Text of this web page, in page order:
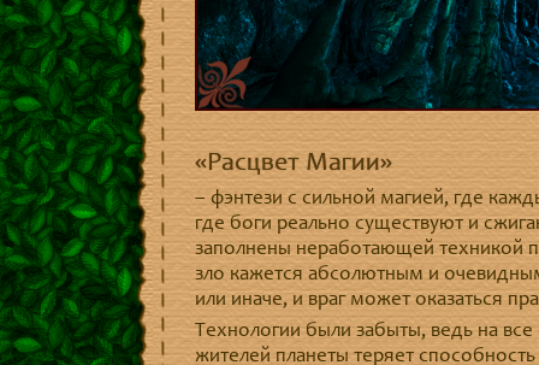
«Расцвет Магии»
– фэнтези с сильной магией, где
где боги реально существуют и
заполнены неработающей техникой
зло кажется абсолютным и
или иначе, и враг может оказаться
Технологии были забыты, ведь на
жителей планеты теряет способность